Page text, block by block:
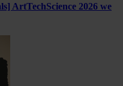
ArtTechScience 2026 we